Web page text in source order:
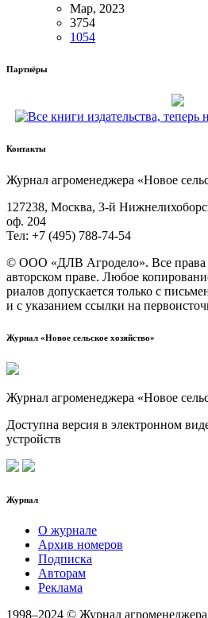
Мар, 2023
3754
1054
Партнёры
Контакты
Жур­нал агро­ме­не­дже­ра «Новое
127238, Москва, 3‑й
оф. 204
Тел: +7 (495) 788‑74‑54
© ООО «ДЛВ Агро­де­ло». Все пра­ва
автор­ском пра­ве. Любое
ри­а­лов допус­ка­ет­ся толь­ко с
и с ука­за­ни­ем ссыл­ки на
Журнал «Новое сельское хозяйство»
Журнал агроменеджера «Новое
Доступна версия в электронном
устройств
Журнал
О журнале
Архив номеров
Подписка
Авторам
Реклама
1998–2024 © Журнал агроменеджера